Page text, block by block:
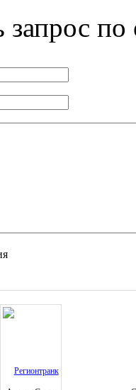
запрос